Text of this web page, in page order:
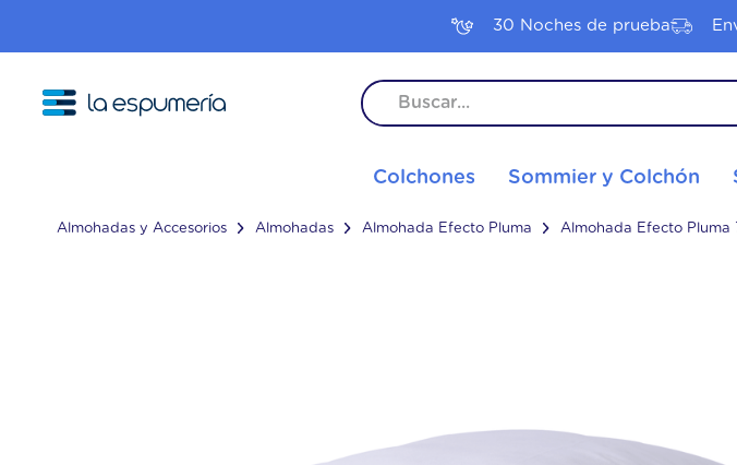
30 Noches de prueba
Colchones Sommier y Colchón
Almohadas y Accesorios Almohadas Almohada Efecto Pluma Almohada Efecto Pluma
1. colchon 2 plazas
2 colchon 1 plaza